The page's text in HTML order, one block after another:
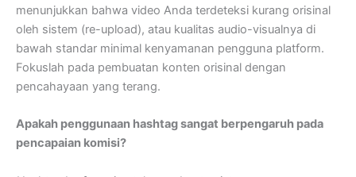
menunjukkan bahwa video Anda terdeteksi kurang orisinal
oleh sistem (re-upload), atau kualitas audio-visualnya di
bawah standar minimal kenyamanan pengguna platform.
Fokuslah pada pembuatan konten orisinal dengan
pencahayaan yang terang.
Apakah penggunaan hashtag sangat berpengaruh pada
pencapaian komisi?